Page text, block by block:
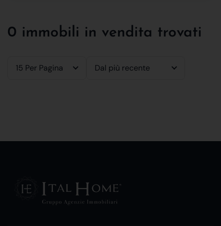
0 immobili in vendita trovati
15 Per Pagina Dal più recente